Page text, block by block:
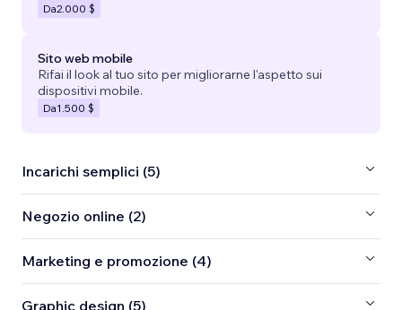
Da2.000 $
Sito web mobile
Rifai il look al tuo sito per migliorarne l'aspetto sui
dispositivi mobile.
Da1.500 $
Incarichi semplici (5)
Negozio online (2)
Marketing e promozione (4)
Graphic design (5)